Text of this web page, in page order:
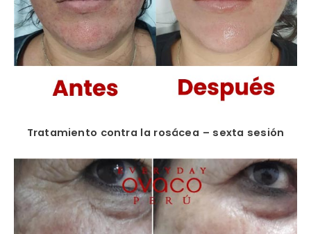
Tratamiento contra la rosácea – sexta sesión